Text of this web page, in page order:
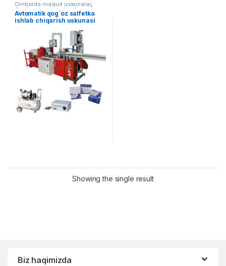
Omborda mavjud uskunalar,
Qog`ozni qayta ishlash
Avtomatik qog`oz salfetka
ishlab chiqarish uskunasi
Showing the single result
Biz haqimizda